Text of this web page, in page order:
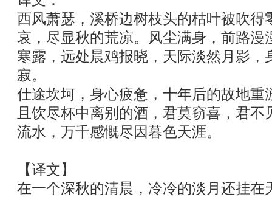
西风萧瑟，溪桥边树枝头的枯叶被吹得
哀，尽显秋的荒凉。风尘满身，前路漫
寒露，远处晨鸡报晓，天际淡然月影，
寂。
仕途坎坷，身心疲惫，十年后的故地重
且饮尽杯中离别的酒，君莫窃喜，君
流水，万千感慨尽因暮色天涯。
【译文】
在一个深秋的清晨，冷冷的淡月还挂在